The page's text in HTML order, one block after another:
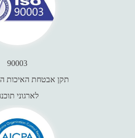
90003
תקן אבטחת האיכות
לארגוני תוכנה